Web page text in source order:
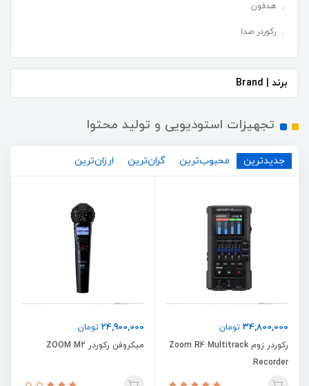
هدفون
رکوردر صدا
برند | Brand
تجهیزات استودیویی و تولید محتوا
جدیدترین محبوب‌ترین گران‌ترین ارزان‌ترین
34,800,000 تومان
رکوردر زوم Zoom R4 Multitrack
Recorder
24,900,000 تومان
میکروفن رکوردر ZOOM M2